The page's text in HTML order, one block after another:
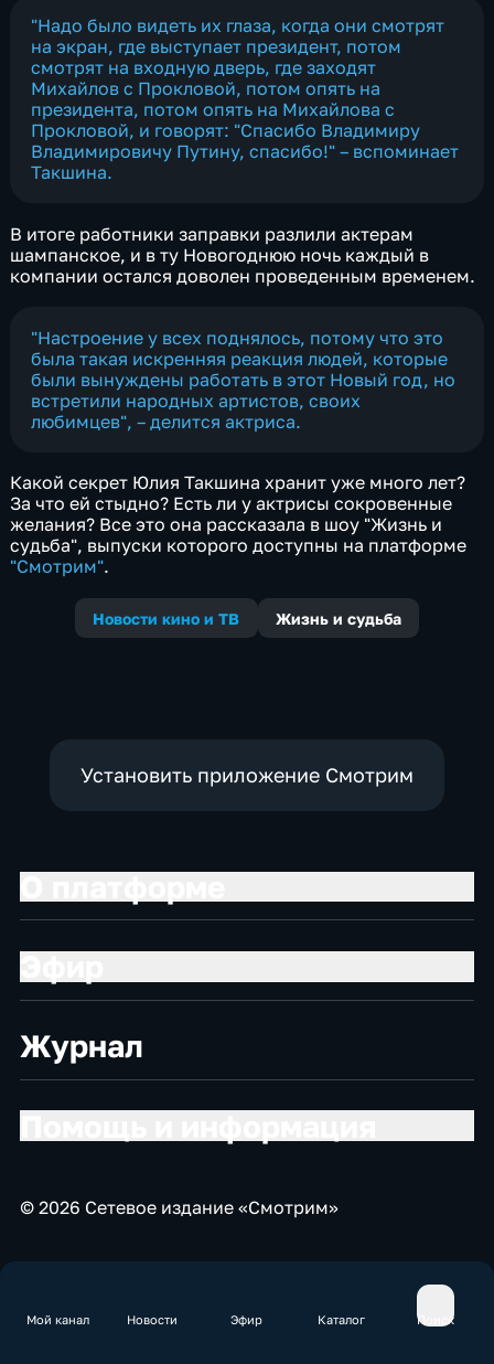
Мой канал Новости Эфир Каталог Поиск
"Надо было видеть их глаза, когда они смотрят
на экран, где выступает президент, потом
смотрят на входную дверь, где заходят
Михайлов с Прокловой, потом опять на
президента, потом опять на Михайлова с
Прокловой, и говорят: "Спасибо Владимиру
Владимировичу Путину, спасибо!" – вспоминает
Такшина.
В итоге работники заправки разлили актерам
шампанское, и в ту Новогоднюю ночь каждый в
компании остался доволен проведенным временем.
"Настроение у всех поднялось, потому что это
была такая искренняя реакция людей, которые
были вынуждены работать в этот Новый год, но
встретили народных артистов, своих
любимцев", – делится актриса.
Какой секрет Юлия Такшина хранит уже много лет?
За что ей стыдно? Есть ли у актрисы сокровенные
желания? Все это она рассказала в шоу "Жизнь и
судьба", выпуски которого доступны на платформе
"Смотрим".
Новости кино и ТВ Жизнь и судьба
Установить приложение Смотрим
Журнал
© 2026 Сетевое издание «Смотрим»